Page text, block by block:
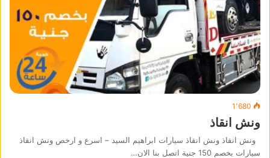
1٬680
ونش انقاذ
ونش انقاذ ونش انقاذ سيارات ابراهيم السيد – اسرع و ارخص ونش انقاذ
سيارات بخصم 150 جنية اتصل بنا الان…